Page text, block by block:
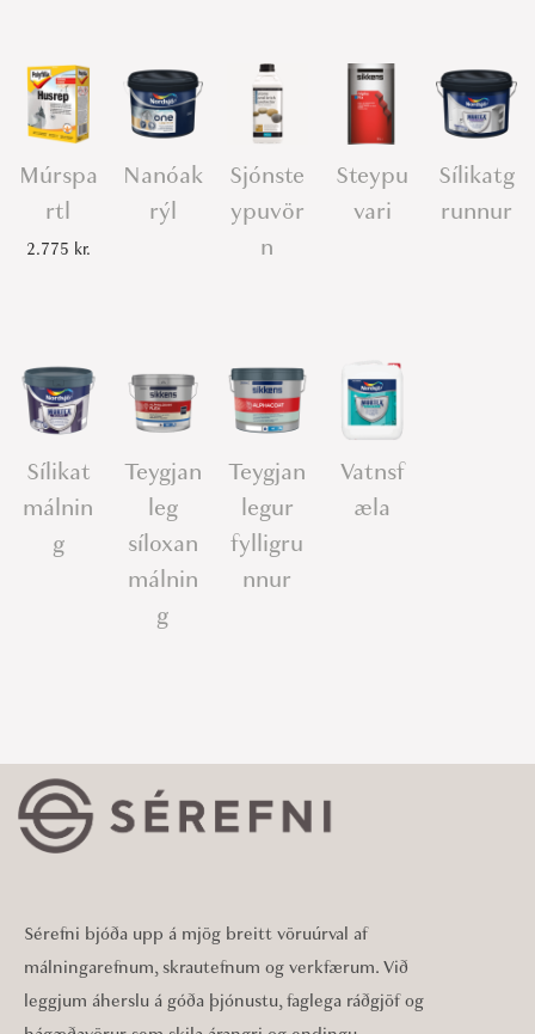
Múrspa
rtl
2.775 kr.
Nanóak
rýl
Sjónste
ypuvör
n
Steypu
vari
Sílikatg
runnur
Sílikat
málnin
g
Teygjan
leg
síloxan
málnin
g
Teygjan
legur
fylligru
nnur
Vatnsf
æla
Sérefni bjóða upp á mjög breitt vöruúrval af
málningarefnum, skrautefnum og verkfærum. Við
leggjum áherslu á góða þjónustu, faglega ráðgjöf og